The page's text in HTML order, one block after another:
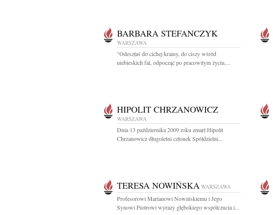
BARBARA STEFANCZYK
WARSZAWA
"Odeszłaś do cichej krainy, do ciszy wśród
niebieskich fal, odpocząć po pracowitym życiu,...
HIPOLIT CHRZANOWICZ
WARSZAWA
Dnia 13 października 2009 roku zmarł Hipolit
Chrzanowicz długoletni członek Spółdzielni...
TERESA NOWIŃSKA WARSZAWA
Profesorowi Marianowi Nowińskiemu i Jego
Synowi Piotrowi wyrazy głębokiego współczucia i...